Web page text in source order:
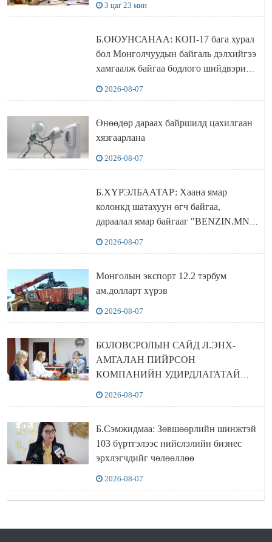
3 цаг 23 мин
Б.ОЮУНСАНАА: КОП-17 бага хурал
бол Монголчуудын байгаль дэлхийгээ
хамгаалж байгаа бодлого шийдвэрийг
2026-08-07
Өнөөдөр дараах байршилд цахилгаан
хязгаарлана
2026-08-07
Б.ХҮРЭЛБААТАР: Хаана ямар
колонкд шатахуун өгч байгаа,
дараалал ямар байгааг "BENZIN.MN”
2026-08-07
Монголын экспорт 12.2 тэрбум
ам.долларт хүрэв
2026-08-07
БОЛОВСРОЛЫН САЙД Л.ЭНХ-
АМГАЛАН ПИЙРСОН
КОМПАНИЙН УДИРДЛАГАТАЙ
2026-08-07
Б.Сэмжидмаа: Зөвшөөрлийн шинжтэй
103 бүртгэлээс нийслэлийн бизнес
эрхлэгчдийг чөлөөллөө
2026-08-07